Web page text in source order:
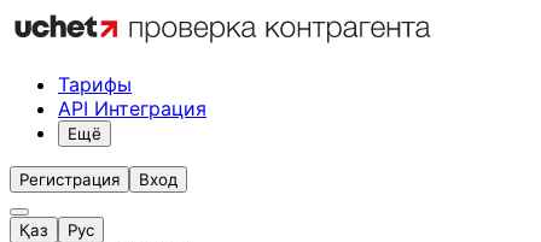
Тарифы
API Интеграция
Ещё
Регистрация Вход
Қаз Рус